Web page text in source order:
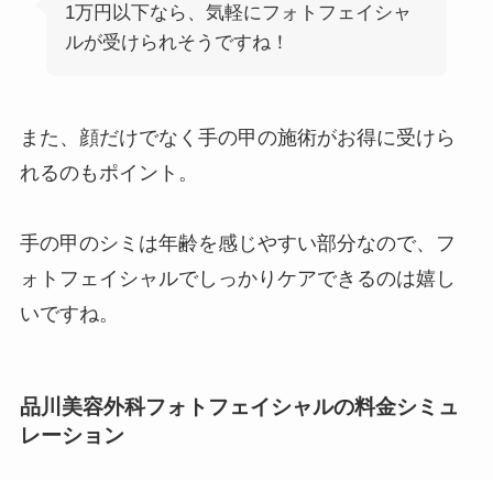
1万円以下なら、気軽にフォトフェイシャ
ルが受けられそうですね！
また、顔だけでなく手の甲の施術がお得に受けら
れるのもポイント。
手の甲のシミは年齢を感じやすい部分なので、フ
ォトフェイシャルでしっかりケアできるのは嬉し
いですね。
品川美容外科フォトフェイシャルの料金シミュ
レーション